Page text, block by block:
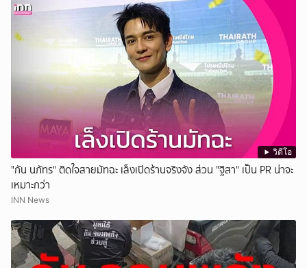
วิดีโอ
"กัน นภัทร" ติดใจสายมัทฉะ เล็งเปิดร้านจริงจัง ส่วน "ฐิสา" เป็น PR น่าจะ
เหมาะกว่า
INN News